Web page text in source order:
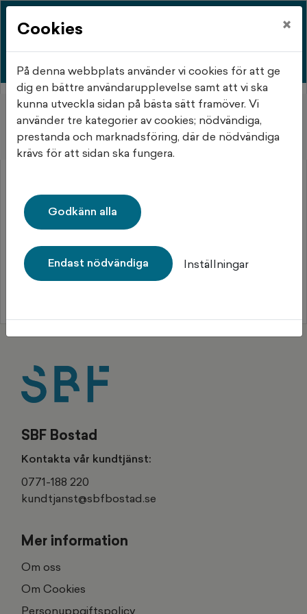
Hem Objektsdetalj
Objektsdetalj
Objektet kan ej visas
Tyvärr kan inte objektet du efterfrågade visas. Det kan
t.ex. bero på att det inte längre finns tillgängligt att
söka.
SBF Bostad
Kontakta vår kundtjänst:
0771-188 220
kundtjanst@sbfbostad.se
Mer information
Om oss
Om Cookies
Personuppgiftspolicy
Cookies ×
På denna webbplats använder vi cookies för att ge
dig en bättre användarupplevelse samt att vi ska
kunna utveckla sidan på bästa sätt framöver. Vi
använder tre kategorier av cookies; nödvändiga,
prestanda och marknadsföring, där de nödvändiga
krävs för att sidan ska fungera.
Godkänn alla
Endast nödvändiga Inställningar